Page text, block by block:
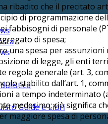
Guide e Libri
ribadito che il precitato
di programmazione
fabbisogni di personale
di spesa;
una spesa per
di legge, gli enti
regola generale (art. 3,
stabilito dall’art. 1,
a tempo indeterminato
medesimo; ciò
maggiore spesa di